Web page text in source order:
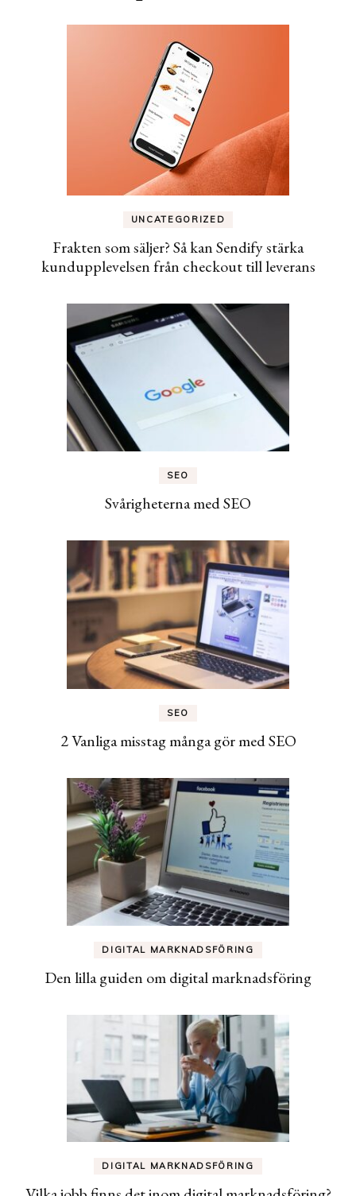
UNCATEGORIZED
Frakten som säljer? Så kan Sendify stärka
kundupplevelsen från checkout till leverans
SEO
Svårigheterna med SEO
SEO
2 Vanliga misstag många gör med SEO
DIGITAL MARKNADSFÖRING
Den lilla guiden om digital marknadsföring
DIGITAL MARKNADSFÖRING